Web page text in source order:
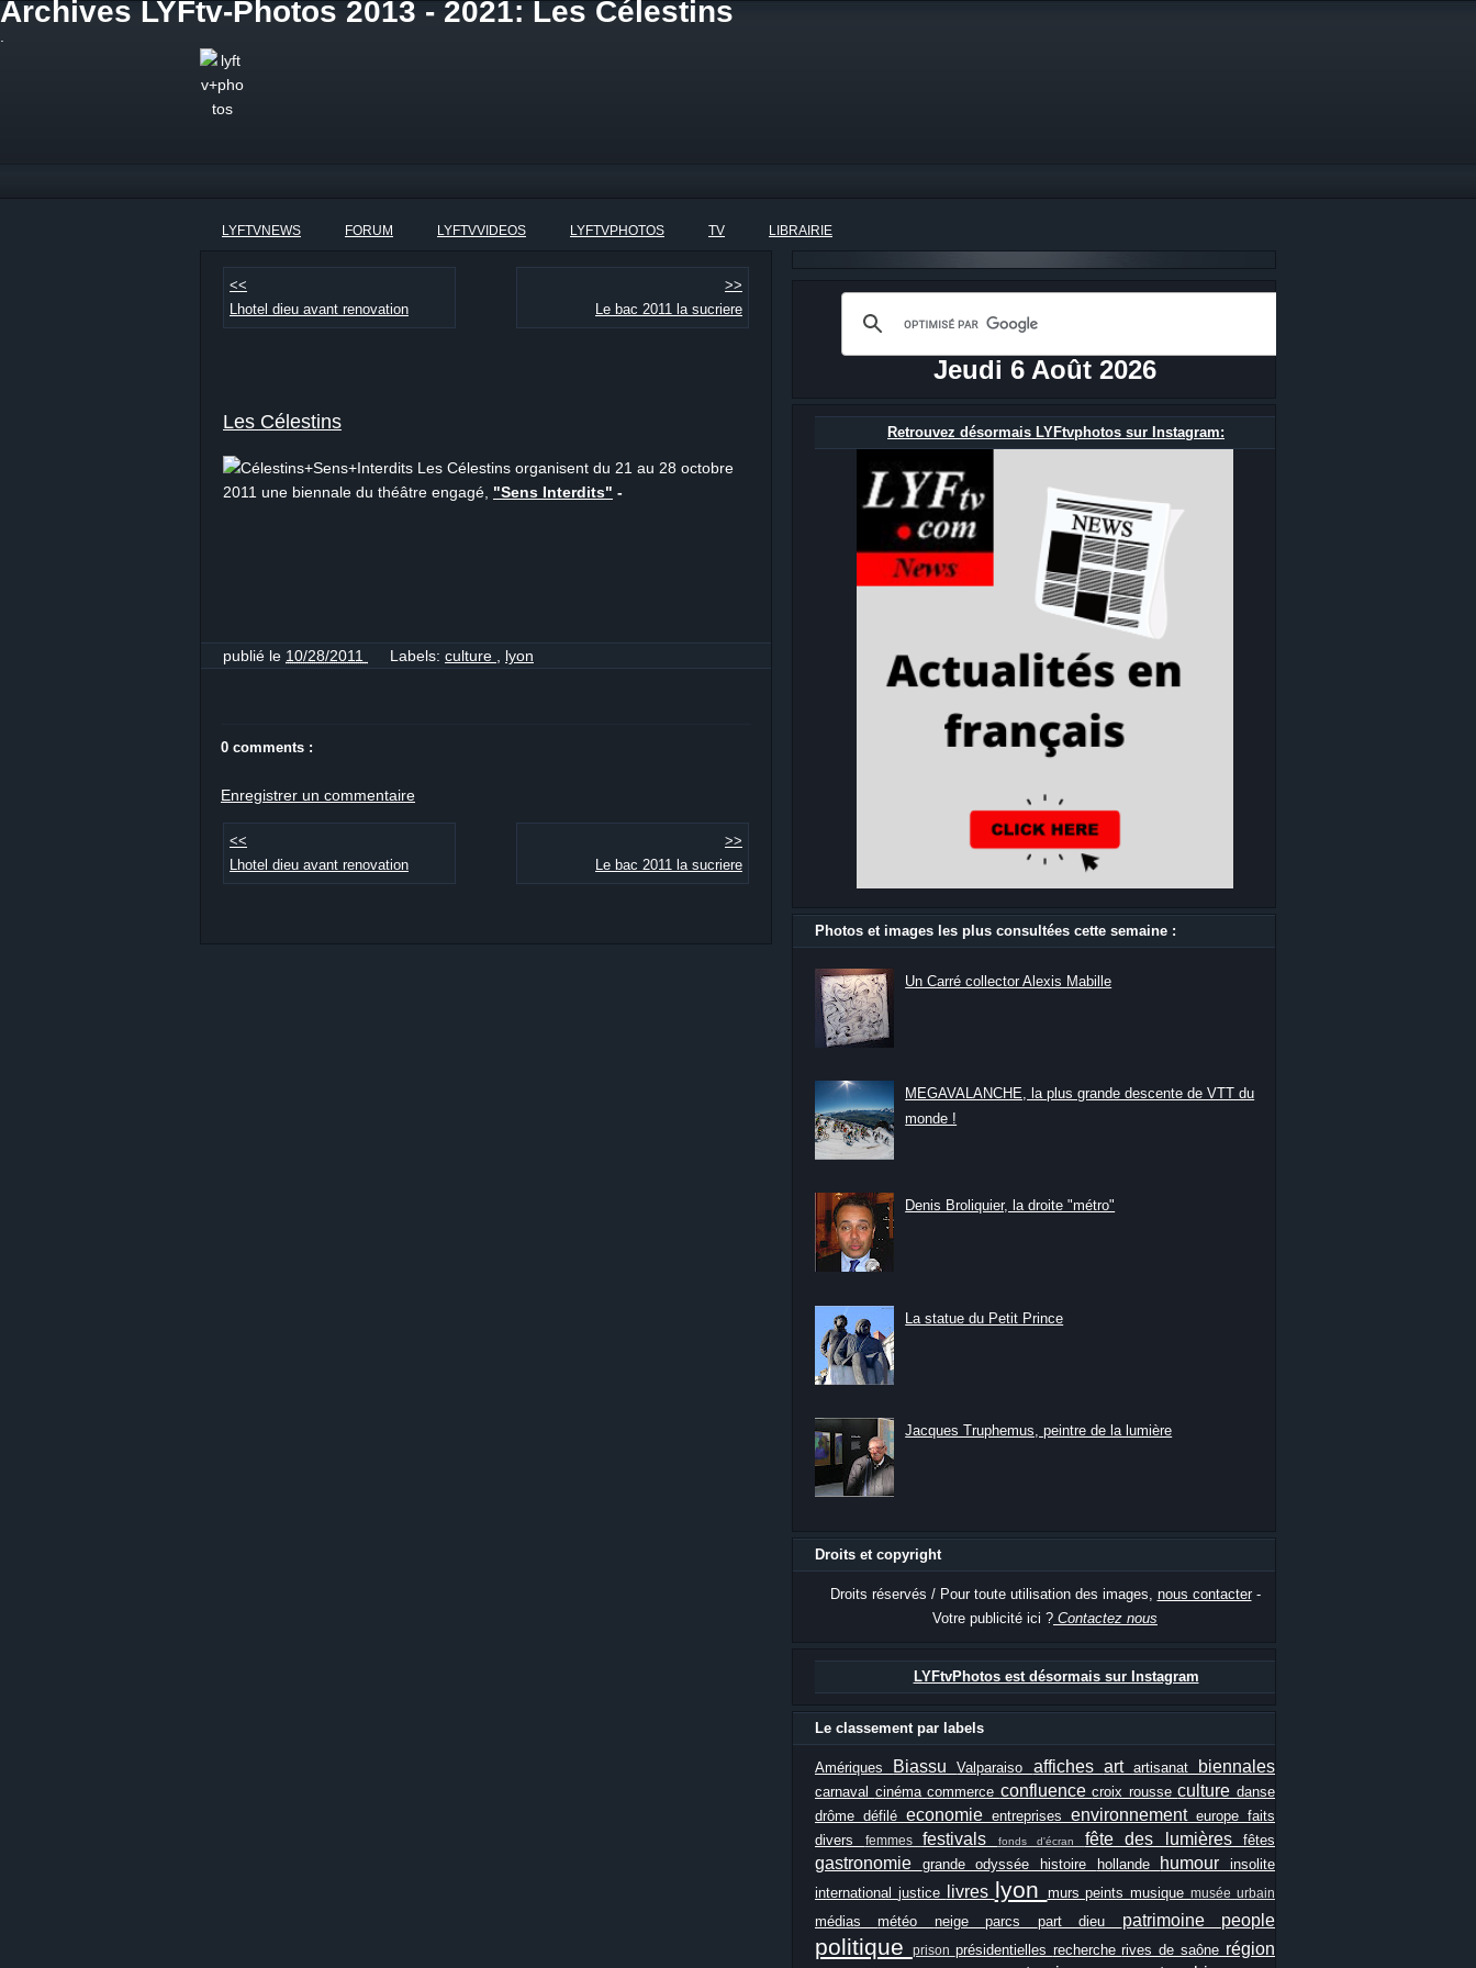
Archives LYFtv-Photos 2013 - 2021: Les Célestins
LYFTVNEWS FORUM LYFTVVIDEOS LYFTVPHOTOS TV LIBRAIRIE
<<
Lhotel dieu avant renovation
>>
Le bac 2011 la sucriere
Les Célestins
Les Célestins organisent du 21 au 28 octobre
2011 une biennale du théâtre engagé, "Sens Interdits" -
publié le 10/28/2011 Labels: culture lyon
0 comments :
Enregistrer un commentaire
<<
Lhotel dieu avant renovation
>>
Le bac 2011 la sucriere
Jeudi 6 Août 2026
Retrouvez désormais LYFtvphotos sur Instagram:
Photos et images les plus consultées cette semaine :
Un Carré collector Alexis Mabille
MEGAVALANCHE, la plus grande descente de VTT du
monde !
Denis Broliquier, la droite "métro"
La statue du Petit Prince
Jacques Truphemus, peintre de la lumière
Droits et copyright
Droits réservés / Pour toute utilisation des images, nous contacter-
Votre publicité ici ? Contactez nous
LYFtvPhotos est désormais sur Instagram
Le classement par labels
Amériques BiassuValparaiso affiches art artisanat biennales
carnaval cinémacommerce confluencecroix rousseculturedanse
drôme défilé economie entreprises environnement europe faits
divers
femmes festivals fonds d'écran fête des lumières fêtes
gastronomie grande odyssée histoire hollande humourinsolite
international justice livres lyon murs peintsmusiquemusée urbain
médiasmétéo neigeparcs part dieu patrimoine people
politique prison présidentielles rechercherives de saône région